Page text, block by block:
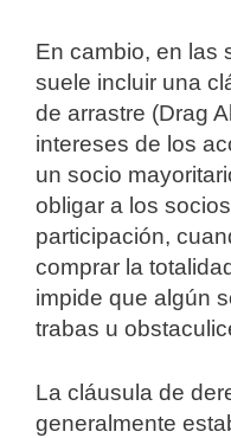
En cambio, en las
suele incluir una
de arrastre (Drag
intereses de los
un socio
obligar a los
participación,
comprar la
impide que algún
trabas u
La cláusula de
generalmente